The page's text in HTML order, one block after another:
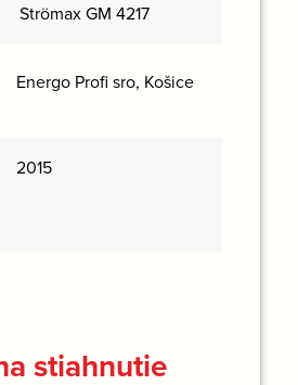
Strömax GM 4217
Energo Profi sro, Košice
2015
stiahnutie